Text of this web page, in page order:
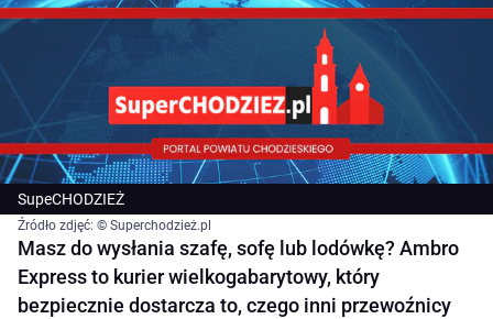
SupeCHODZIEŻ
Źródło zdjęć: © Superchodzież.pl
Masz do wysłania szafę, sofę lub lodówkę? Ambro
Express to kurier wielkogabarytowy, który
bezpiecznie dostarcza to, czego inni przewoźnicy